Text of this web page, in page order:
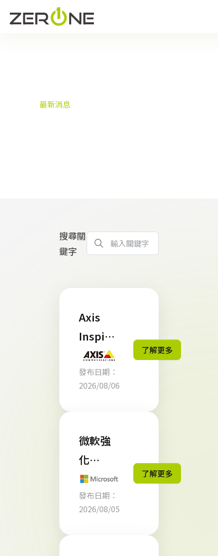
最新消息
搜尋關
鍵字
Axis
Inspire
s - 洞察
未見：
新世代
發布日期：
2026/08/06
了解更多
微軟強
化
Micros
oft 365
Busine
發布日期：
2026/08/05
了解更多